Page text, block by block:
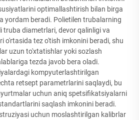
optimallashtirish bilan birga
yordam beradi. Polietilen trubalarning
diametrlari, devor qalinligi va
o'rtasida tez o'tish imkonini beradi, shu
uzun to'xtatishlar yoki sozlash
tezda javob bera oladi.
kompyuterlashtirilgan
retsept parametrlarini saqlaydi, bu
uchun aniq spetsifikatsiyalarni
saqlash imkonini beradi.
uchun moslashtirilgan kalibrlar